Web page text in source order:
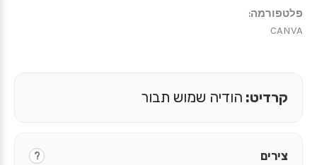
פלטפורמה:
CANVA
קרדיט: הודיה שמוש תבור
צירים ?